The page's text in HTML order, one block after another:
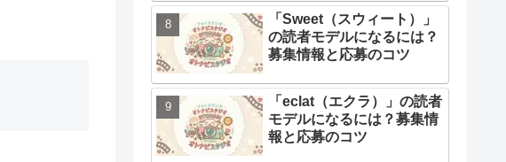
「Sweet（スウィート）」
の読者モデルになるには？
募集情報と応募のコツ
「eclat（エクラ）」の読者
モデルになるには？募集情
報と応募のコツ